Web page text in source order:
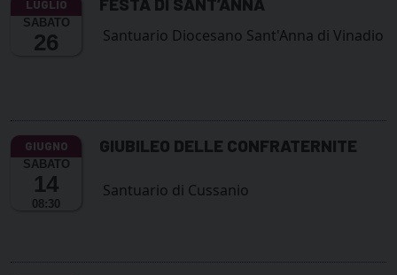
SABATO
26 Santuario Diocesano Sant'Anna di Vinadio
SABATO
14
08:30
GIUBILEO DELLE CONFRATERNITE
Santuario di Cussanio